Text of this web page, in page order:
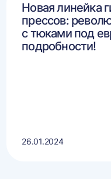
Новая линейка
прессов:
с тюками под
подробности!
26.01.2024